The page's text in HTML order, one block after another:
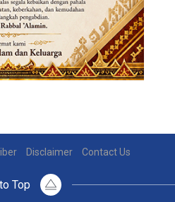
Disclaimer Contact Us
Top